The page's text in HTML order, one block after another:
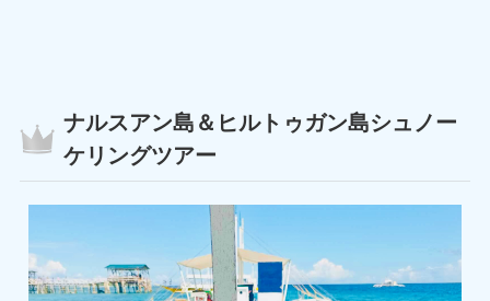
ナルスアン島＆ヒルトゥガン島シュノー
ケリングツアー